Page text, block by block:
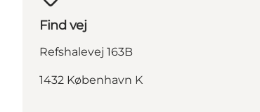
Find vej
Refshalevej 163B
1432 København K